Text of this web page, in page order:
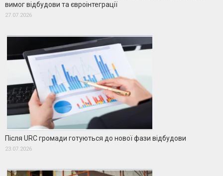
вимог відбудови та євроінтеграції
27.07.2026
Після URC громади готуються до нової фази відбудови
23.07.2026